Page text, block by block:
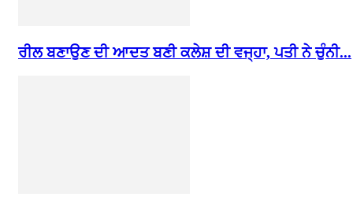
ਰੀਲ ਬਣਾਉਣ ਦੀ ਆਦਤ ਬਣੀ ਕਲੇਸ਼ ਦੀ ਵਜ੍ਹਾ, ਪਤੀ ਨੇ ਚੁੰਨੀ...